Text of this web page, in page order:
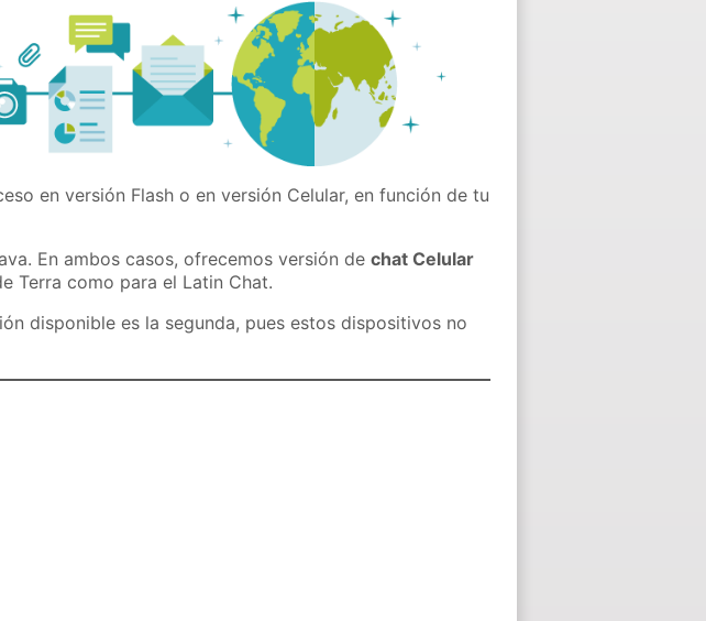
en versión Flash o en versión Celular, en función de tu
En ambos casos, ofrecemos versión dechat Celular
Terra como para el Latin Chat.
disponible es la segunda, pues estos dispositivos no